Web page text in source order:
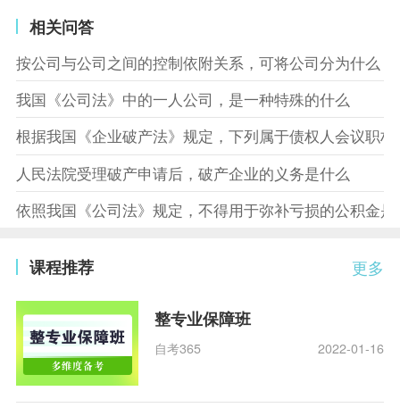
相关问答
按公司与公司之间的控制依附关系，可将公司分为什么
我国《公司法》中的一人公司，是一种特殊的什么
根据我国《企业破产法》规定，下列属于债权人会议职
人民法院受理破产申请后，破产企业的义务是什么
依照我国《公司法》规定，不得用于弥补亏损的公积金是
更多
课程推荐
整专业保障班
自考365 2022-01-16